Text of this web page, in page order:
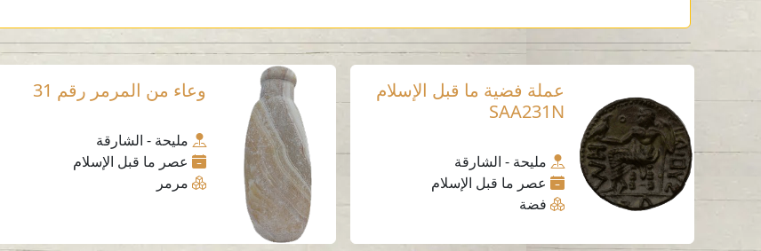
عملة فضية ما قبل الإسلام
SAA231N
مليحة - الشارقة
عصر ما قبل الإسلام
فضة
وعاء من المرمر رقم 31
مليحة - الشارقة
عصر ما قبل الإسلام
مرمر